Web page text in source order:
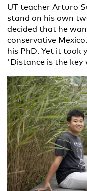
UT teacher Arturo
stand on his own
decided that he
conservative
his PhD. Yet it took
'Distance is the